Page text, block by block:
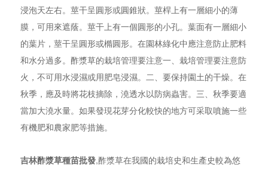
浸泡天左右。莖干呈圓形或圓錐狀。莖桿上有一層細小的薄
膜，可用來遮蔭。莖干上有一個圓形的小孔。葉面有一層細小
的葉片，莖干呈圓形或橢圓形。在園林綠化中應注意防止肥料
和水分過多。酢漿草的栽培管理要注意一、栽培管理要注意防
火，不可用水浸濕或用肥皂浸濕。二、要保持園土的干燥。在
秋季，應及時將花枝摘除，澆透水以防病蟲害。三、秋季要適
當加大澆水量。如果發現花芽分化較快的地方可采取噴施一些
有機肥和農家肥等措施。
吉林酢漿草種苗批發,酢漿草在我國的栽培史和生產史較為悠